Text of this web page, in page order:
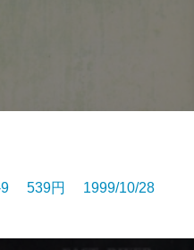
9 539円 1999/10/28